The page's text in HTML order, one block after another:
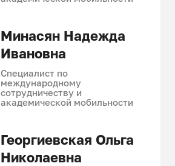
Минасян Надежда
Ивановна
Специалист по
международному
сотрудничеству и
академической мобильности
Георгиевская Ольга
Николаевна